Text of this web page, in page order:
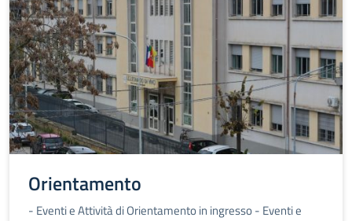
Orientamento
- Eventi e Attività di Orientamento in ingresso- Eventi e